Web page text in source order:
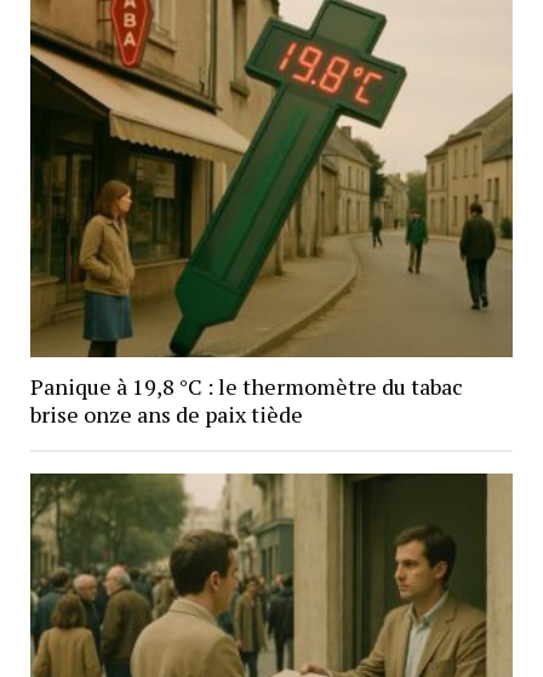
Panique à 19,8 °C : le thermomètre du tabac
brise onze ans de paix tiède